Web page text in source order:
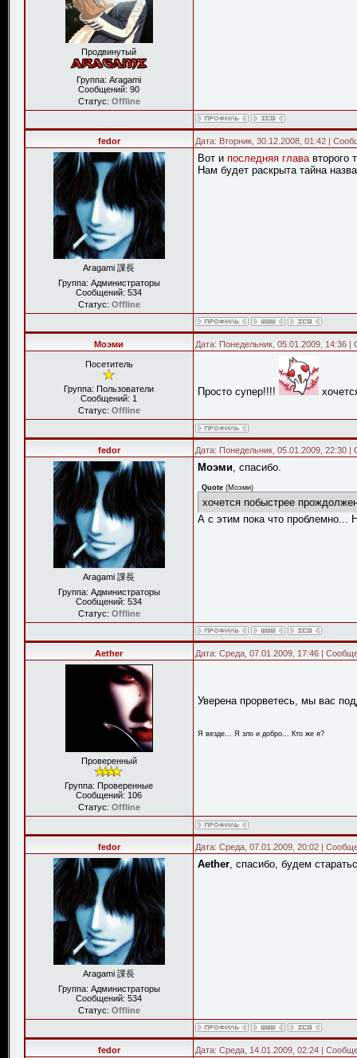
Продвинутый
Группа: Aragami
Сообщений:90
Статус: Offline
fedor Дата: Вторник, 30.12.2008, 01:42 |
Aragami 課長
Группа: Администраторы
Сообщений:534
Статус: Offline
Вот и последняя глававторого
Нам будет раскрыта тайна
Моэми Дата: Понедельник, 05.01.2009, 14:36
Посетитель
Группа: Пользователи
Сообщений: 1
Статус: Offline
Просто супер!!!!
fedor Дата: Понедельник, 05.01.2009, 22:30
Aragami 課長
Группа: Администраторы
Сообщений:534
Статус: Offline
Моэми, спасибо.
Quote (Моэми)
хочется побыстрее
А с этим пока что проблемно...
Aether Дата: Среда, 07.01.2009, 17:46 |
Проверенный
Группа: Проверенные
Сообщений: 106
Статус: Offline
Уверена прорветесь, мы вас
Я везде... Я зло и добро... Кто же я?
fedor Дата: Среда, 07.01.2009, 20:02 |
Aragami 課長
Группа: Администраторы
Сообщений:534
Статус: Offline
Aether, спасибо, будем
fedor Дата: Среда, 14.01.2009, 02:24 |